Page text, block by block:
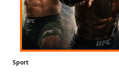
Sport